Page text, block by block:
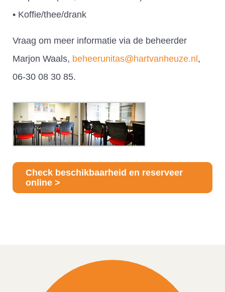
• Koffie/thee/drank
Vraag om meer informatie via de beheerder
Marjon Waals, beheerunitas@hartvanheuze.nl,
06-30 08 30 85.
Check beschikbaarheid en reserveer
online >